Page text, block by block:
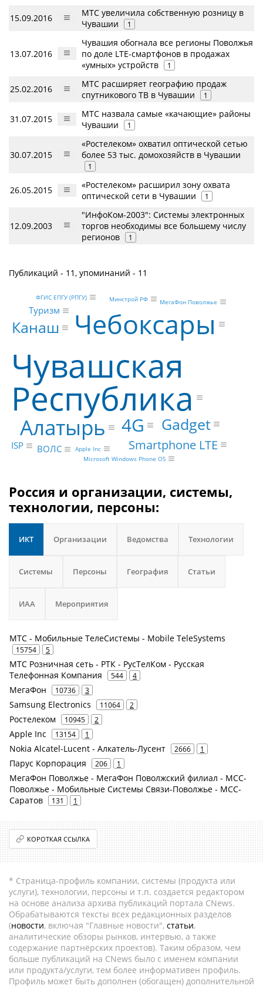
15.09.2016
МТС увеличила собственную розницу в
Чувашии
1
13.07.2016
Чувашия обогнала все регионы Поволжья
по доле LTE-смартфонов в продажах
«умных» устройств
1
25.02.2016
МТС расширяет географию продаж
спутникового ТВ в Чувашии
1
31.07.2015
МТС назвала самые «качающие» районы
Чувашии
1
30.07.2015
«Ростелеком» охватил оптической сетью
более 53 тыс. домохозяйств в Чувашии
1
26.05.2015
«Ростелеком» расширил зону охвата
оптической сети в Чувашии
1
12.09.2003
"ИнфоКом-2003": Системы электронных
торгов необходимы все большему числу
регионов
1
Публикаций - 11, упоминаний - 11
Чувашская
Республика
Чебоксары
Алатырь 4G Gadget
Канаш
Smartphone LTE
ISP ВОЛС
Туризм
Apple Inc
МегаФон Поволжье
Минстрой РФ
ФГИС ЕПГУ (РПГУ)
Microsoft Windows Phone OS
Россия и организации, системы,
технологии, персоны:
ИКТ Организации Ведомства Технологии
Системы Персоны География Статьи
ИАА Мероприятия
МТС - Мобильные ТелеСистемы - Mobile TeleSystems
15754 5
МТС Розничная сеть - РТК - РусТелКом - Русская
Телефонная Компания
544 4
МегаФон 10736 3
Samsung Electronics 11064 2
Ростелеком 10945 2
Apple Inc 13154 1
Nokia Alcatel-Lucent - Алкатель-Лусент 2666 1
Парус Корпорация 206 1
МегаФон Поволжье - МегаФон Поволжский филиал - МСС-
Поволжье - Мобильные Системы Связи-Поволжье - МСС-
Саратов
131 1
КОРОТКАЯ ССЫЛКА
* Страница-профиль компании, системы (продукта или
услуги), технологии, персоны и т.п. создается редактором
на основе анализа архива публикаций портала CNews.
Обрабатываются тексты всех редакционных разделов
(новости, включая "Главные новости", статьи,
аналитические обзоры рынков, интервью, а также
содержание партнёрских проектов). Таким образом, чем
больше публикаций на CNews было с именем компании
или продукта/услуги, тем более информативен профиль.
Профиль может быть дополнен (обогащен) дополнительной